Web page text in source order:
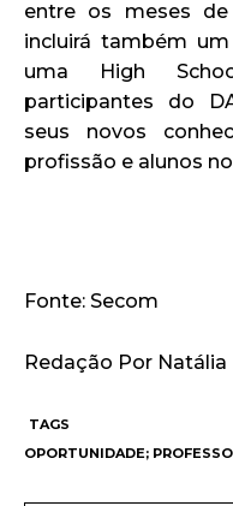
entre os meses
incluirá também
uma High
participantes do
seus novos
profissão e alunos
Fonte: Secom
Redação Por Natália
TAGS
OPORTUNIDADE;